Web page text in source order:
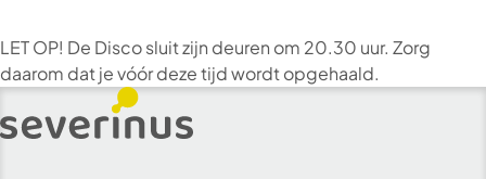
LET OP! De Disco sluit zijn deuren om 20.30 uur. Zorg
daarom dat je vóór deze tijd wordt opgehaald.